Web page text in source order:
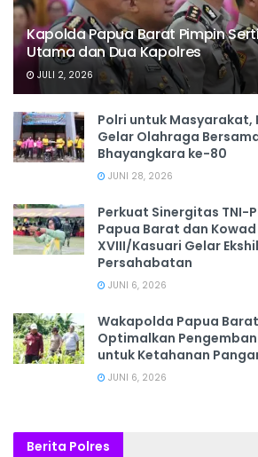
Kapolda Papua Barat Pimpin
Utama dan Dua Kapolres
JULI 2, 2026
Polri untuk Masyarakat,
Gelar Olahraga
Bhayangkara ke-80
JUNI 28, 2026
‎Perkuat Sinergitas TNI-
Papua Barat dan
XVIII/Kasuari Gelar
Persahabatan
JUNI 6, 2026
Wakapolda Papua Barat
Optimalkan
untuk Ketahanan
JUNI 6, 2026
Berita Polres